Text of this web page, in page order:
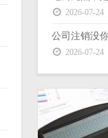
2026-07-24
2026-07-24